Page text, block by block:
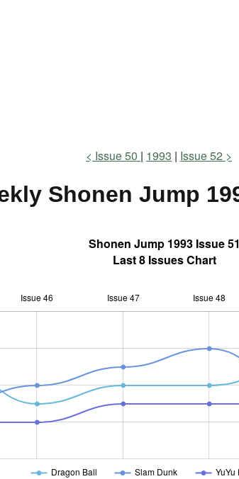
Issue 50 1993 Issue 52
Shonen Jump
Shonen Jump 1993 Issue 51
Last 8 Issues Chart
Issue 46 Issue 47 Issue 48
Dragon Ball Slam Dunk YuYu